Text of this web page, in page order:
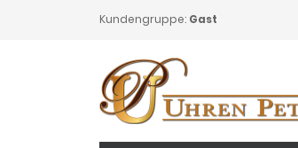
Kundengruppe: Gast